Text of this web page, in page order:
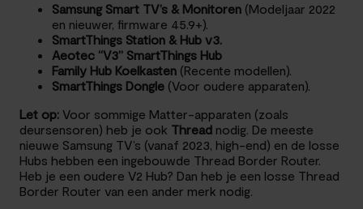
Samsung Smart TV’s & Monitoren (Modeljaar 2022
en nieuwer, firmware 45.9+).
SmartThings Station & Hub v3.
Aeotec “V3” SmartThings Hub
Family Hub Koelkasten (Recente modellen).
SmartThings Dongle (Voor oudere apparaten).
Let op: Voor sommige Matter-apparaten (zoals
deursensoren) heb je ook Thread nodig. De meeste
nieuwe Samsung TV’s (vanaf 2023, high-end) en de losse
Hubs hebben een ingebouwde Thread Border Router.
Heb je een oudere V2 Hub? Dan heb je een losse Thread
Border Router van een ander merk nodig.